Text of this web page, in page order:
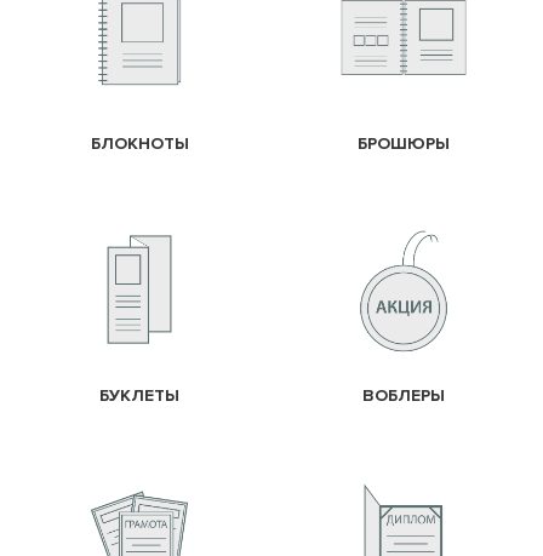
БЛОКНОТЫ БРОШЮРЫ
БУКЛЕТЫ ВОБЛЕРЫ